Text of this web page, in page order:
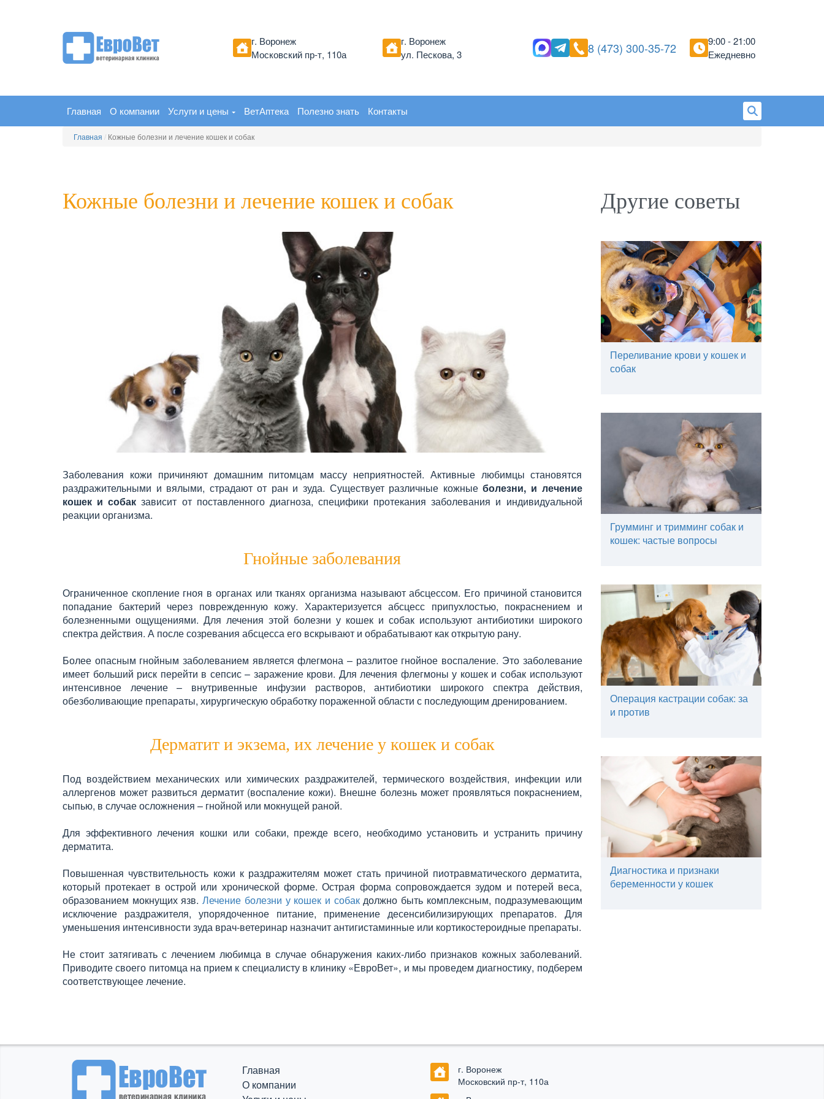
г. Воронеж
Московский пр-т, 110а
г. Воронеж
ул. Пескова, 3
8 (473) 300-35-72
9:00 - 21:00
Ежедневно
Главная О компании Услуги и цены ВетАптека Полезно знать Контакты
Главная / Кожные болезни и лечение кошек и собак
Кожные болезни и лечение кошек и собак
Заболевания кожи причиняют домашним питомцам массу неприятностей. Активные любимцы становятся
раздражительными и вялыми, страдают от ран и зуда. Существует различные кожныеболезни, и лечение
кошек и собак зависит от поставленного диагноза, специфики протекания заболевания и индивидуальной
реакции организма.
Гнойные заболевания
Ограниченное скопление гноя в органах или тканях организма называют абсцессом. Его причиной становится
попадание бактерий через поврежденную кожу. Характеризуется абсцесс припухлостью, покраснением и
болезненными ощущениями. Для лечения этой болезни у кошек и собак используют антибиотики широкого
спектра действия. А после созревания абсцесса его вскрывают и обрабатывают как открытую рану.
Более опасным гнойным заболеванием является флегмона – разлитое гнойное воспаление. Это заболевание
имеет больший риск перейти в сепсис – заражение крови. Для лечения флегмоны у кошек и собак используют
интенсивное лечение – внутривенные инфузии растворов, антибиотики широкого спектра действия,
обезболивающие препараты, хирургическую обработку пораженной области с последующим дренированием.
Дерматит и экзема, их лечение у кошек и собак
Под воздействием механических или химических раздражителей, термического воздействия, инфекции или
аллергенов может развиться дерматит (воспаление кожи). Внешне болезнь может проявляться покраснением,
сыпью, в случае осложнения – гнойной или мокнущей раной.
Для эффективного лечения кошки или собаки, прежде всего, необходимо установить и устранить причину
дерматита.
Повышенная чувствительность кожи к раздражителям может стать причиной пиотравматического дерматита,
который протекает в острой или хронической форме. Острая форма сопровождается зудом и потерей веса,
образованием мокнущих язв.Лечение болезни у кошек и собакдолжно быть комплексным, подразумевающим
исключение раздражителя, упорядоченное питание, применение десенсибилизирующих препаратов. Для
уменьшения интенсивности зуда врач-ветеринар назначит антигистаминные или кортикостероидные препараты.
Не стоит затягивать с лечением любимца в случае обнаружения каких-либо признаков кожных заболеваний.
Приводите своего питомца на прием к специалисту в клинику «ЕвроВет», и мы проведем диагностику, подберем
соответствующее лечение.
Другие советы
Переливание крови у кошек и
собак
Грумминг и тримминг собак и
кошек: частые вопросы
Операция кастрации собак: за
и против
Диагностика и признаки
беременности у кошек
Главная
О компании
г. Воронеж
Московский пр-т, 110а